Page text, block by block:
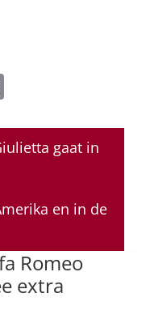
ai
l
gaat in
en in de
Romeo
extra